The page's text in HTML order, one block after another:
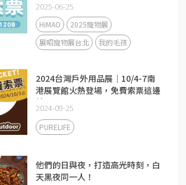
2025-06-25
HiMAO
2025寵物展
展昭寵物展台北
我的毛孩
2024台灣戶外用品展│10/4-7南
港展覽館火熱登場，免費索票這邊
請~
2024-09-25
PURELIFE
他們的日與夜，打造高光時刻，白
天黑夜同一人！